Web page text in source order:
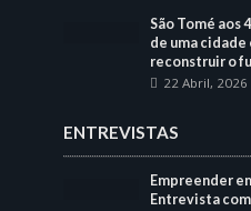
São Tomé aos
de uma
reconstruir o
22 Abril, 2026
ENTREVISTAS
Empreender
Entrevista